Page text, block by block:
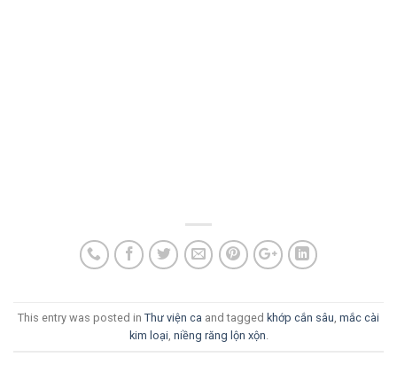
This entry was posted in Thư viện ca and tagged khớp cắn sâu mắc cài
kim loại niềng răng lộn xộn